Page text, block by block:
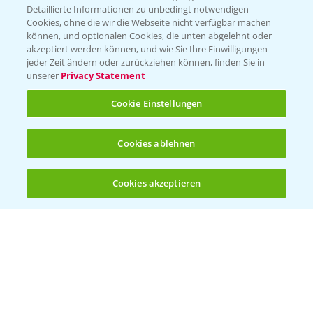
(noch 4)
KONTAKT
Hilfe in Notfällen
T.+49 (0)214/30-20220
Folgen Sie uns
Detaillierte Informationen zu unbedingt notwendigen
Cookies, ohne die wir die Webseite nicht verfügbar machen
können, und optionalen Cookies, die unten abgelehnt oder
akzeptiert werden können, und wie Sie Ihre Einwilligungen
jeder Zeit ändern oder zurückziehen können, finden Sie in
unserer Privacy Statement
Cookie Einstellungen
Cookies ablehnen
Cookies akzeptieren